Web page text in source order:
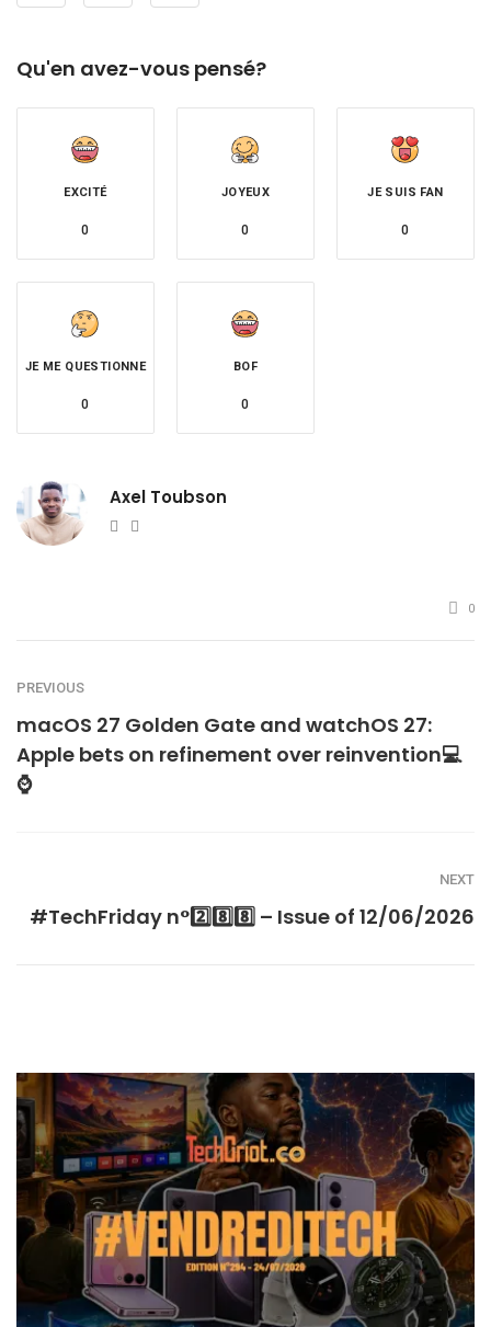
Qu'en avez-vous pensé?
EXCITÉ
0
JOYEUX
0
JE SUIS FAN
0
JE ME QUESTIONNE
0
BOF
0
Axel Toubson
Website
0
PREVIOUS
macOS 27 Golden Gate and watchOS 27:
Apple bets on refinement over reinvention💻
⌚
NEXT
#TechFriday n°2️⃣8️⃣8️⃣ – Issue of 12/06/2026